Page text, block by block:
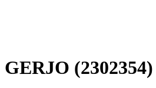
GERJO (2302354)